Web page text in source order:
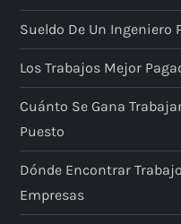
Sueldo De Un Ingeniero
Los Trabajos Mejor
Cuánto Se Gana
Puesto
Dónde Encontrar
Empresas